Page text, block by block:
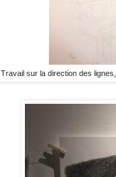
Travail sur la direction des